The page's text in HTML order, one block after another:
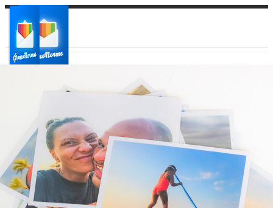
Ваш регион доставки
Выберите из списка: